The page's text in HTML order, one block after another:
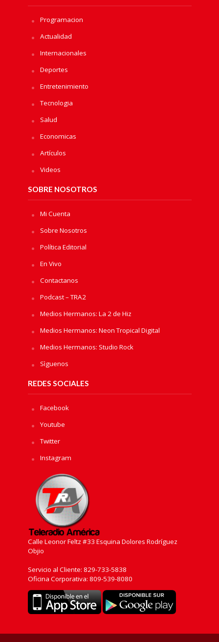
Programacion
Actualidad
Internacionales
Deportes
Entretenimiento
Tecnologia
Salud
Economicas
Artículos
Videos
SOBRE NOSOTROS
Mi Cuenta
Sobre Nosotros
Política Editorial
En Vivo
Contactanos
Podcast – TRA2
Medios Hermanos: La 2 de Hiz
Medios Hermanos: Neon Tropical Digital
Medios Hermanos: Studio Rock
Sìguenos
REDES SOCIALES
Facebook
Youtube
Twitter
Instagram
Calle Leonor Feltz #33 Esquina Dolores Rodríguez
Objio
Servicio al Cliente: 829-733-5838
Oficina Corporativa: 809-539-8080